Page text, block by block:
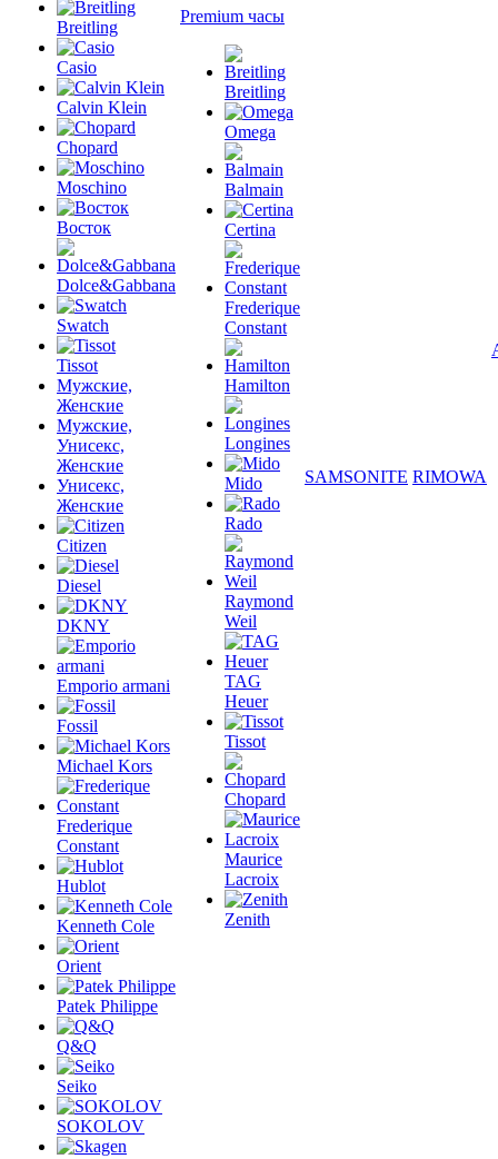
Breitling
Casio
Calvin Klein
Chopard
Moschino
Восток
Dolce&Gabbana
Swatch
Tissot
Мужские,
Женские
Мужские,
Унисекс,
Женские
Унисекс,
Женские
Citizen
Diesel
DKNY
Emporio armani
Fossil
Michael Kors
Frederique
Constant
Hublot
Kenneth Cole
Orient
Patek Philippe
Q&Q
Seiko
SOKOLOV
Premium часы
Breitling
Omega
Balmain
Certina
Frederique
Constant
Hamilton
Longines
Mido
Rado
Raymond
Weil
TAG
Heuer
Tissot
Chopard
Maurice
Lacroix
Zenith
SAMSONITE RIMOWA